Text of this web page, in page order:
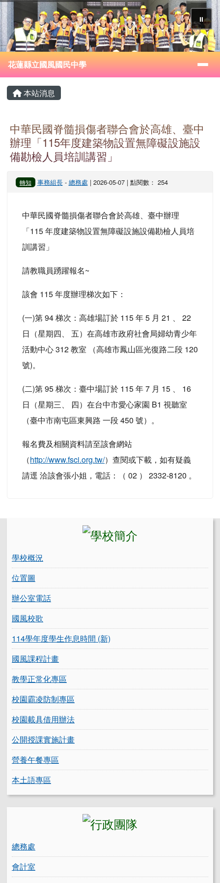
跳至主內容區
花蓮縣立國風國民中學
⏸
導覽列
花蓮縣立國風國民中學
主內容區域
本站消息
中華民國脊髓損傷者聯合會於高雄、臺中
辦理「115年度建築物設置無障礙設施設
備勘檢人員培訓講習」
轉知 事務組長- 總務處 | 2026-05-07 | 點閱數： 254
中華民國脊髓損傷者聯合會於高雄、臺中辦理
「115 年度建築物設置無障礙設施設備勘檢人員培
訓講習」
請教職員踴躍報名~
該會 115 年度辦理梯次如下：
(一)第 94 梯次：高雄場訂於 115 年 5 月 21 、 22
日（星期四、 五）在高雄市政府社會局婦幼青少年
活動中心 312 教室 （高雄市鳳山區光復路二段 120
號)。
(二)第 95 梯次：臺中場訂於 115 年 7 月 15 、 16
日（星期三、 四）在台中市愛心家園 B1 視聽室
（臺中市南屯區東興路 一段 450 號）。
報名費及相關資料請至該會網站
（http://www.fsci.org.tw/）查閱或下載，如有疑義
請逕 洽該會張小姐，電話：（ 02 ） 2332-8120 。
學校概況
位置圖
辦公室電話
國風校歌
114學年度學生作息時間 (新)
國風課程計畫
教學正常化專區
校園霸凌防制專區
校園載具借用辦法
公開授課實施計畫
營養午餐專區
本土語專區
總務處
會計室
頁尾區域